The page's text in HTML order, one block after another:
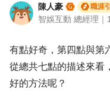
陳人豪 職涯
有點好奇，第四點與第
從總共七點的描述來看
好的方法呢？